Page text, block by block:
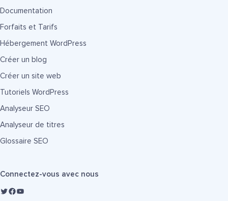
Documentation
Forfaits et Tarifs
Hébergement WordPress
Créer un blog
Créer un site web
Tutoriels WordPress
Analyseur SEO
Analyseur de titres
Glossaire SEO
Connectez-vous avec nous